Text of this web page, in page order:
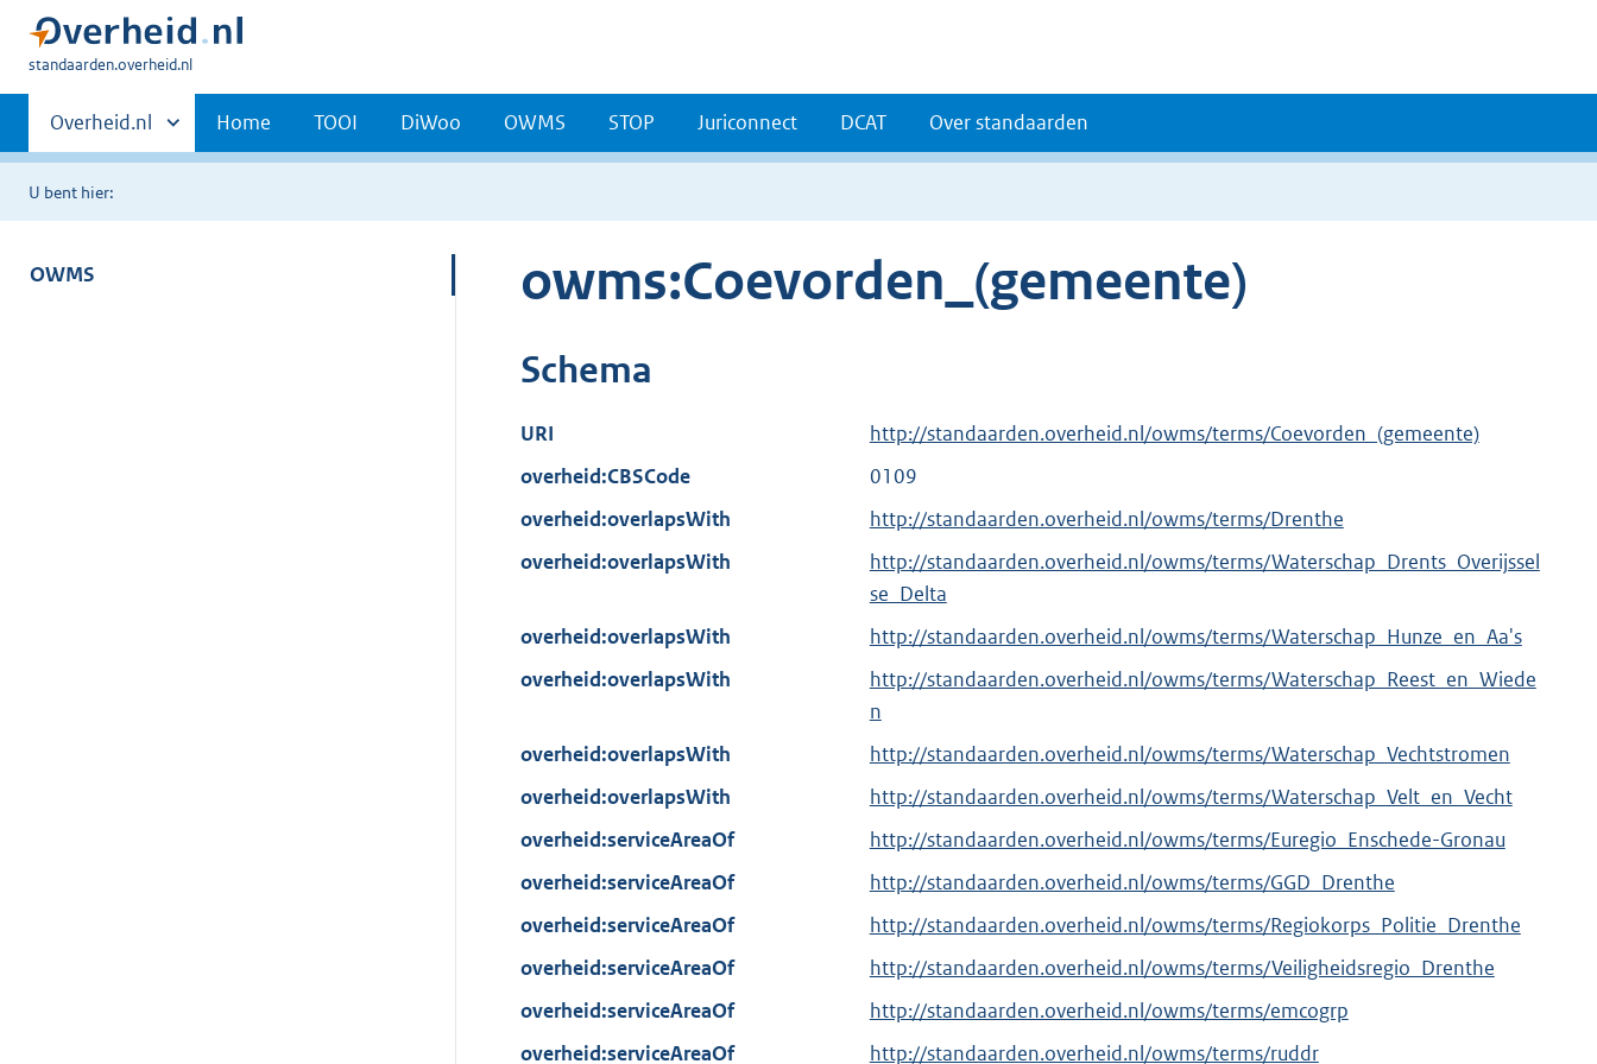
U
hier:
standaarden.overheid.nl
Primaire
navigatie
Andere
sites
binnen
Overheid.nl Home TOOI DiWoo OWMS STOP Juriconnect DCAT Over standaarden
U bent hier:
OWMS owms:Coevorden_(gemeente)
Schema
URI
http://standaarden.overheid.nl/owms/terms/Coevorden_(gemeente)
overheid:CBSCode
0109
overheid:overlapsWith
http://standaarden.overheid.nl/owms/terms/Drenthe
overheid:overlapsWith
http://standaarden.overheid.nl/owms/terms/Waterschap_Drents_Overijssel
se_Delta
overheid:overlapsWith
http://standaarden.overheid.nl/owms/terms/Waterschap_Hunze_en_Aa's
overheid:overlapsWith
http://standaarden.overheid.nl/owms/terms/Waterschap_Reest_en_Wiede
n
overheid:overlapsWith
http://standaarden.overheid.nl/owms/terms/Waterschap_Vechtstromen
overheid:overlapsWith
http://standaarden.overheid.nl/owms/terms/Waterschap_Velt_en_Vecht
overheid:serviceAreaOf
http://standaarden.overheid.nl/owms/terms/Euregio_Enschede-Gronau
overheid:serviceAreaOf
http://standaarden.overheid.nl/owms/terms/GGD_Drenthe
overheid:serviceAreaOf
http://standaarden.overheid.nl/owms/terms/Regiokorps_Politie_Drenthe
overheid:serviceAreaOf
http://standaarden.overheid.nl/owms/terms/Veiligheidsregio_Drenthe
overheid:serviceAreaOf
http://standaarden.overheid.nl/owms/terms/emcogrp
overheid:serviceAreaOf
http://standaarden.overheid.nl/owms/terms/ruddr